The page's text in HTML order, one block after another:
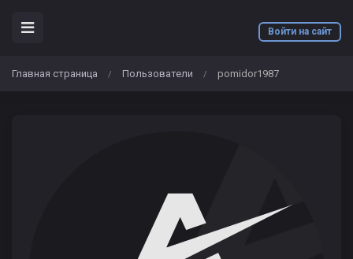
Войти на сайт
Главная страница / Пользователи / pomidor1987